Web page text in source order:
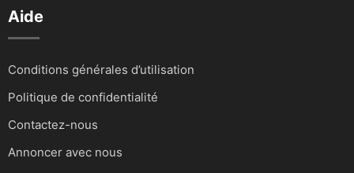
Aide
Conditions générales d’utilisation
Politique de confidentialité
Contactez-nous
Annoncer avec nous